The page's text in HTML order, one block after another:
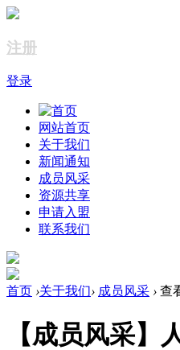
注册
登录
网站首页
关于我们
新闻通知
成员风采
资源共享
申请入盟
联系我们
首页 ›关于我们› 成员风采 › 查
【成员风采】